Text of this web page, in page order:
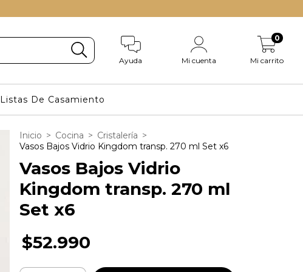
Ayuda Mi cuenta Mi carrito
0
Listas De Casamiento
Inicio > Cocina > Cristalería >
Vasos Bajos Vidrio Kingdom transp. 270 ml Set x6
Vasos Bajos Vidrio
Kingdom transp. 270 ml
Set x6
$52.990